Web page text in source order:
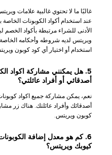
غالبًا ما لا تحتوي غالبية علامات
عند استخدام أكواد الكوبونات
الأدنى للشراء مرتبطة بأكواد
ويريتس لديه شروطه وأحكامه
استخدام أو اختيار أي كود كوبون
5. هل يمكنني مشاركة اكواد
أصدقائي أو أفراد عائلتي؟
نعم، يمكن مشاركة جميع اكواد
أصدقائك وأفراد عائلتك. هناك زر
كوبون ويريتس.
6. كم هو معدل إضافة
كيوبك ويريتس؟